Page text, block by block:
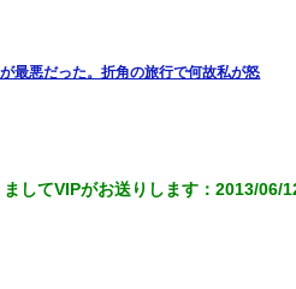
最悪だった。折角の旅行で何故私が怒
してVIPがお送りします ：2013/06/